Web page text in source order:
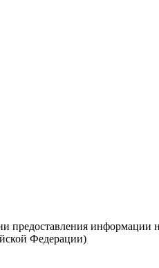
предоставления информации
Федерации)